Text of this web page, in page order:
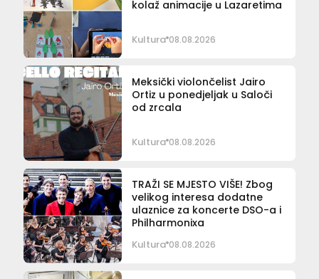
kolaž animacije u Lazaretima
Kultura 08.08.2026
Meksički violončelist Jairo
Ortiz u ponedjeljak u Saloči
od zrcala
Kultura 08.08.2026
TRAŽI SE MJESTO VIŠE! Zbog
velikog interesa dodatne
ulaznice za koncerte DSO-a i
Philharmonixa
Kultura 08.08.2026